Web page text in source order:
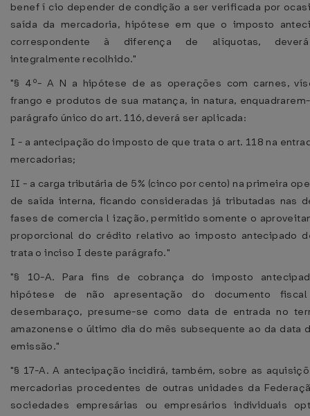
benef í cio depender de condição a ser verificada por
saída da mercadoria, hipótese em que o imposto
correspondente à diferença de alíquotas,
integralmente recolhido."
"§ 4º- A N a hipótese de as operações com carnes,
frango e produtos de sua matança, in natura,
parágrafo único do art. 116, deverá ser aplicada:
I - a antecipação do imposto de que trata o art. 118 na
mercadorias;
II - a carga tributária de 5% (cinco por cento) na primeira
de saída interna, ficando consideradas já tributadas nas
fases de comercia l ização, permitido somente o
proporcional do crédito relativo ao imposto antecipado
trata o inciso I deste parágrafo."
"§ 10-A. Para fins de cobrança do imposto
hipótese de não apresentação do documento
desembaraço, presume-se como data de entrada no
amazonense o último dia do mês subsequente ao da data
emissão."
"§ 17-A. A antecipação incidirá, também, sobre as
mercadorias procedentes de outras unidades da
sociedades empresárias ou empresários individuais